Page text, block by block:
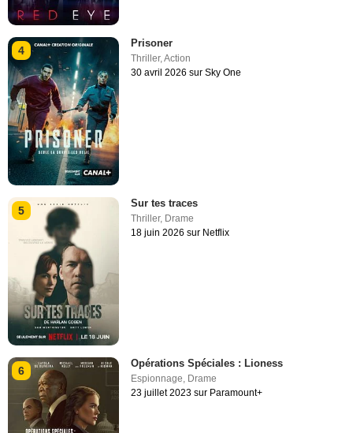
4
Prisoner
Thriller,Action
30 avril 2026 sur Sky One
5
Sur tes traces
Thriller, Drame
18 juin 2026 sur Netflix
6
Opérations Spéciales : Lioness
Espionnage, Drame
23 juillet 2023 sur Paramount+